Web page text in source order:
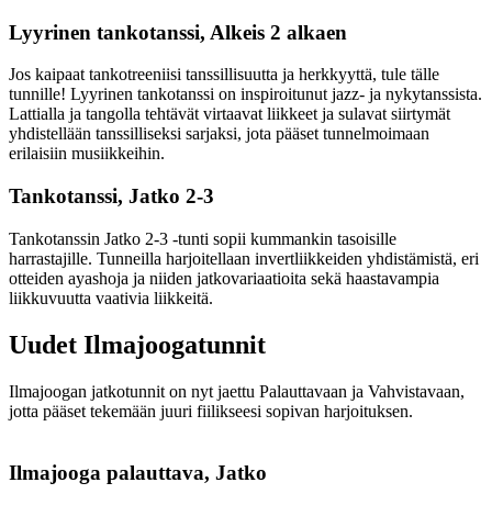
Lyyrinen tankotanssi, Alkeis 2 alkaen
Jos kaipaat tankotreeniisi tanssillisuutta ja herkkyyttä, tule tälle
tunnille! Lyyrinen tankotanssi on inspiroitunut jazz- ja nykytanssista.
Lattialla ja tangolla tehtävät virtaavat liikkeet ja sulavat siirtymät
yhdistellään tanssilliseksi sarjaksi, jota pääset tunnelmoimaan
erilaisiin musiikkeihin.
Tankotanssi, Jatko 2-3
Tankotanssin Jatko 2-3 -tunti sopii kummankin tasoisille
harrastajille. Tunneilla harjoitellaan invertliikkeiden yhdistämistä, eri
otteiden ayashoja ja niiden jatkovariaatioita sekä haastavampia
liikkuvuutta vaativia liikkeitä.
Uudet Ilmajoogatunnit
Ilmajoogan jatkotunnit on nyt jaettu Palauttavaan ja Vahvistavaan,
jotta pääset tekemään juuri fiilikseesi sopivan harjoituksen.
Ilmajooga palauttava, Jatko